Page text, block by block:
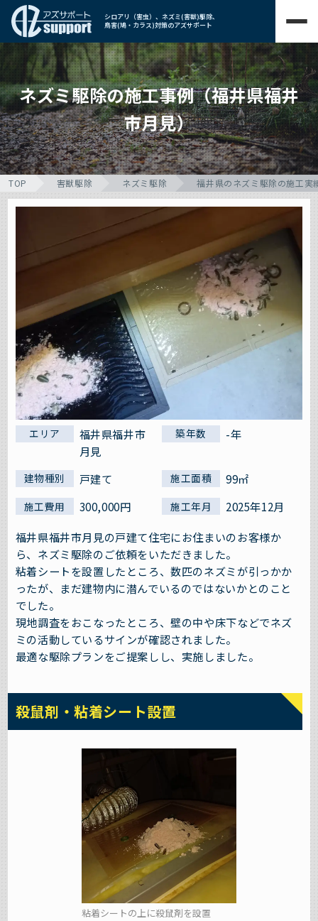
シロアリ（害虫）、ネズミ(害獣)駆除、
鳥害(鳩・カラス)対策のアズサポート
ネズミ駆除の施工事例（福井県福井
市月見）
TOP 害獣駆除 ネズミ駆除 福井県のネズミ駆除の施工実
エリア
福井県福井市
月見
築年数 -年
建物種別 戸建て 施工面積 99㎡
施工費用 300,000円 施工年月
2025年12月
福井県福井市月見の戸建て住宅にお住まいのお客様か
ら、ネズミ駆除のご依頼をいただきました。
粘着シートを設置したところ、数匹のネズミが引っかか
ったが、まだ建物内に潜んでいるのではないかとのこと
でした。
現地調査をおこなったところ、壁の中や床下などでネズ
ミの活動しているサインが確認されました。
最適な駆除プランをご提案しし、実施しました。
殺鼠剤・粘着シート設置
粘着シートの上に殺鼠剤を設置